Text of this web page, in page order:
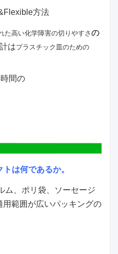
方法
た高い化学障害の切りやすさ の
はプラスチック皿のための
間の
は何であるか。
ム、ポリ袋、ソーセージ
範囲が広いパッキングの